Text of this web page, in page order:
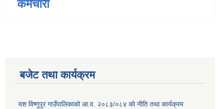
कर्मचारी
बजेट तथा कार्यक्रम
यश विष्णुपुर गाउँपालिकाको आ.व. २०८३/०८४ को नीति तथा कार्यक्रम